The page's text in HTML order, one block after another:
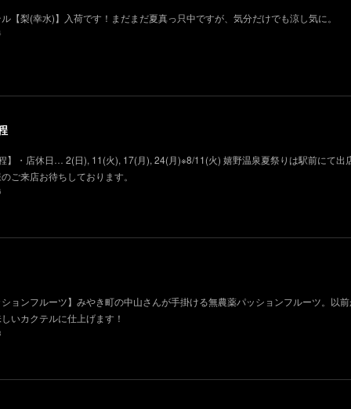
【梨(幸水)】入荷です！まだまだ夏真っ只中ですが、気分だけでも涼し気に。
】・店休日… 2(日), 11(火), 17(月), 24(月)※8/11(火) 嬉野温泉夏祭りは駅前にて出
ご来店お待ちしております。
ションフルーツ】みやき町の中山さんが手掛ける無農薬パッションフルーツ。以
いカクテルに仕上げます！